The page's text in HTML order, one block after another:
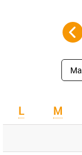
L M